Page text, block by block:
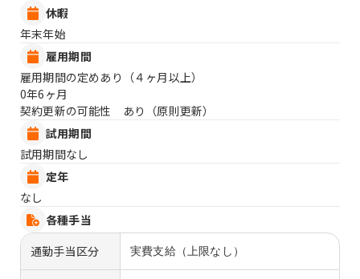
休暇
年末年始
雇用期間
雇用期間の定めあり（４ヶ月以上）
0年6ヶ月
契約更新の可能性 あり（原則更新）
試用期間
試用期間なし
定年
なし
各種手当
通勤手当区分
実費支給（上限なし）